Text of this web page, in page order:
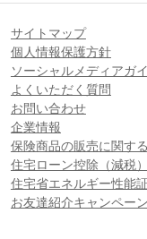
サイトマップ
個人情報保護方針
ソーシャルメディアガ
よくいただく質問
お問い合わせ
企業情報
保険商品の販売に関す
住宅ローン控除（減税
住宅省エネルギー性能
お友達紹介キャンペーン